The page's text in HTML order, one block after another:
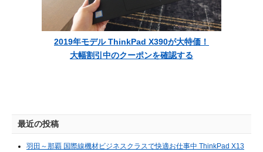
2019年モデル ThinkPad X390が大特価！
大幅割引中のクーポンを確認する
最近の投稿
羽田～那覇 国際線機材ビジネスクラスで快適お仕事中 ThinkPad X13